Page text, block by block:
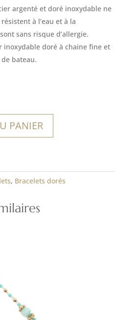
argenté et doré inoxydable ne
à l’eau et à la
sans risque d’allergie.
inoxydable doré à chaine fine et
bateau.
PANIER
, Bracelets dorés